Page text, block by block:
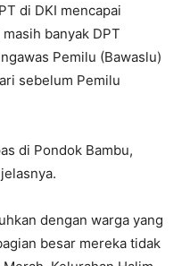
di DKI mencapai
banyak DPT
Pemilu (Bawaslu)
sebelum Pemilu
di Pondok Bambu,
dengan warga yang
besar mereka tidak